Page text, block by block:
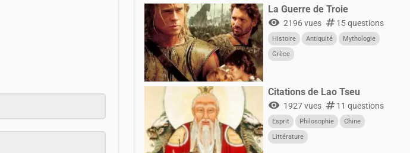
La Guerre de Troie
visibility 2196 vues numbers15 questions
Histoire Antiquité
Mythologie
Grèce
Citations de Lao Tseu
visibility 1927 vues numbers11 questions
Esprit Philosophie
Chine
Littérature